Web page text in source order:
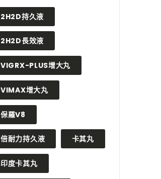
2H2D持久液
2H2D長效液
VIGRX-PLUS增大丸
VIMAX增大丸
保羅V8
倍耐力持久液 卡其丸
印度卡其丸